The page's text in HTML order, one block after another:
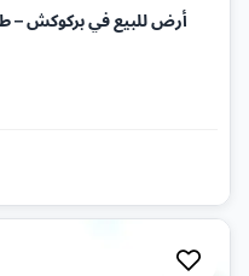
أرض للبيع في بركوكش –